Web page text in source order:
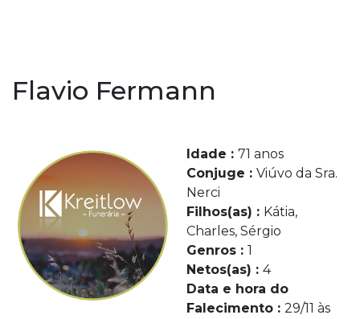
Flavio Fermann
Idade : 71 anos
Conjuge : Viúvo da Sra.
Nerci
Filhos(as) : Kátia,
Charles, Sérgio
Genros : 1
Netos(as) : 4
Data e hora do
Falecimento : 29/11 às